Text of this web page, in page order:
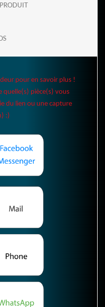
pour en savoir plus !
quelle(s) pièce(s) vous
du lien ou une capture
:)